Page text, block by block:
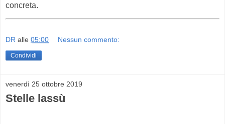
concreta.
DR alle 05:00 Nessun commento:
Condividi
venerdì 25 ottobre 2019
Stelle lassù